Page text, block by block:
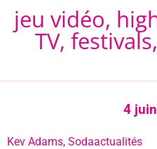
jeu vidéo,
TV,
4
Kev Adams, Sodaactualités